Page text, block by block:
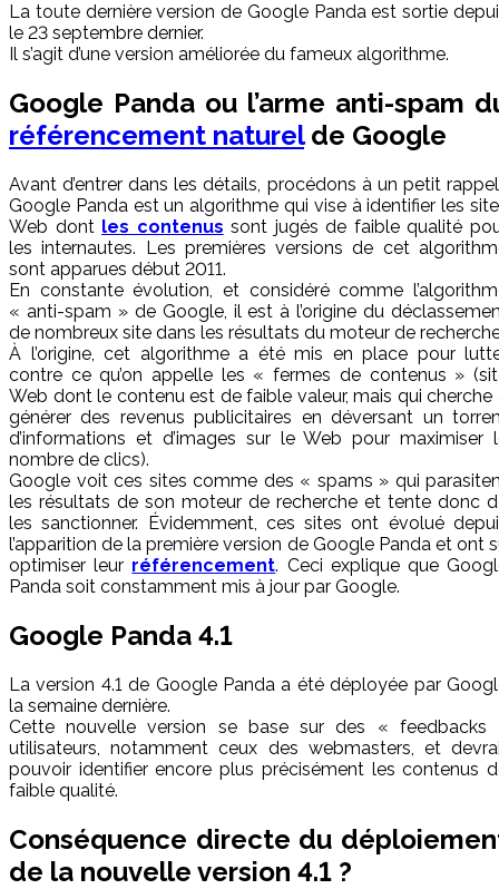
La toute dernière version de Google Panda est sortie
le 23 septembre dernier.
Il s’agit d’une version améliorée du fameux algorithme.
Google Panda ou l’arme anti-spam
référencement naturelde Google
Avant d’entrer dans les détails, procédons à un petit
Google Panda est un algorithme qui vise à identifier les
Web dont les contenus sont jugés de faible qualité
les internautes. Les premières versions de cet
sont apparues début 2011.
En constante évolution, et considéré comme
« anti-spam » de Google, il est à l’origine du
de nombreux site dans les résultats du moteur de
À l’origine, cet algorithme a été mis en place pour
contre ce qu’on appelle les « fermes de contenus »
Web dont le contenu est de faible valeur, mais qui cherche
générer des revenus publicitaires en déversant un
d’informations et d’images sur le Web pour maximiser
nombre de clics).
Google voit ces sites comme des « spams » qui
les résultats de son moteur de recherche et tente donc
les sanctionner. Évidemment, ces sites ont évolué
l’apparition de la première version de Google Panda et ont
optimiser leur référencement. Ceci explique que
Panda soit constamment mis à jour par Google.
Google Panda 4.1
La version 4.1 de Google Panda a été déployée par
la semaine dernière.
Cette nouvelle version se base sur des « feedbacks
utilisateurs, notamment ceux des webmasters, et
pouvoir identifier encore plus précisément les contenus
faible qualité.
Conséquence directe du
de la nouvelle version 4.1 ?